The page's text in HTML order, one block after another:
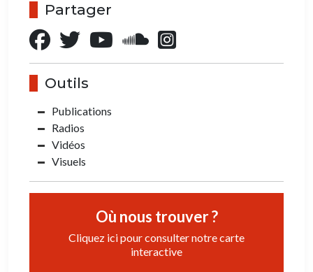
Partager
Outils
Publications
Radios
Vidéos
Visuels
Où nous trouver ?
Cliquez ici pour consulter notre carte
interactive